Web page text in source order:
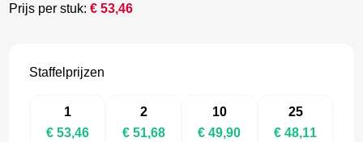
Prijs per stuk:€53,46
Staffelprijzen
1
€ 53,46
2
€ 51,68
10
€ 49,90
25
€ 48,11